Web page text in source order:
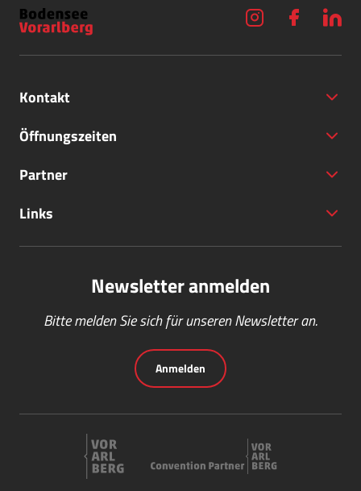
Kontakt
+43 (5572) 40797
Öffnungszeiten
Partner
Links
Newsletter anmelden
Bitte melden Sie sich für unseren Newsletter an.
Anmelden